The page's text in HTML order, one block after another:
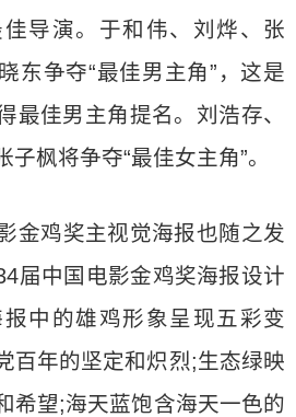
导演。于和伟、刘烨、张
东争夺“最佳男主角”，这是
最佳男主角提名。刘浩存、
枫将争夺“最佳女主角”。
金鸡奖主视觉海报也随之发
届中国电影金鸡奖海报设计
中的雄鸡形象呈现五彩变
百年的坚定和炽烈;生态绿映
希望;海天蓝饱含海天一色的